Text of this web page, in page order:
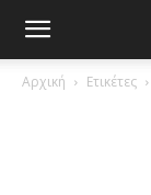
Αρχική Ετικέτες